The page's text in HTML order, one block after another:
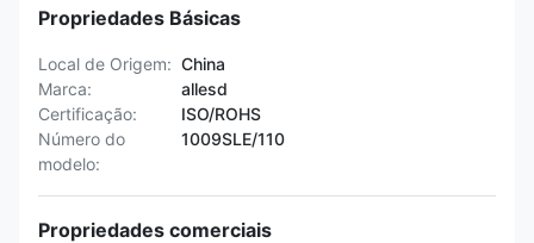
Propriedades Básicas
Local de Origem: China
Marca:
allesd
Certificação:
ISO/ROHS
Número do
modelo:
1009SLE/110
Propriedades comerciais